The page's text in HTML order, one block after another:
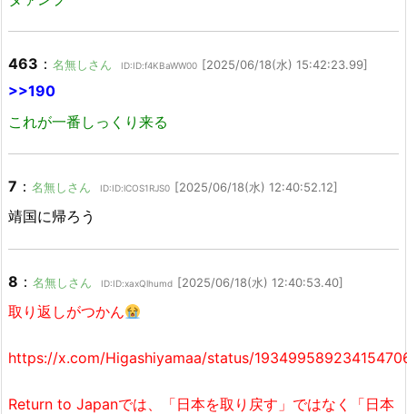
463 ： 名無しさん ID:ID:f4KBaWW00 [2025/06/18(水) 15:42:23.99]
>>190
これが一番しっくり来る
7 ： 名無しさん ID:ID:lCOS1RJS0 [2025/06/18(水) 12:40:52.12]
靖国に帰ろう
8 ： 名無しさん ID:ID:xaxQlhumd [2025/06/18(水) 12:40:53.40]
取り返しがつかん
https://x.com/Higashiyamaa/status/
Return to Japanでは、「日本を取り戻す」ではなく「日本